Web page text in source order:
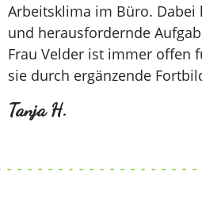
Arbeitsklima im Büro. Dabei
und herausfordernde
Frau Velder ist immer offen
sie durch ergänzende
Tanja H.